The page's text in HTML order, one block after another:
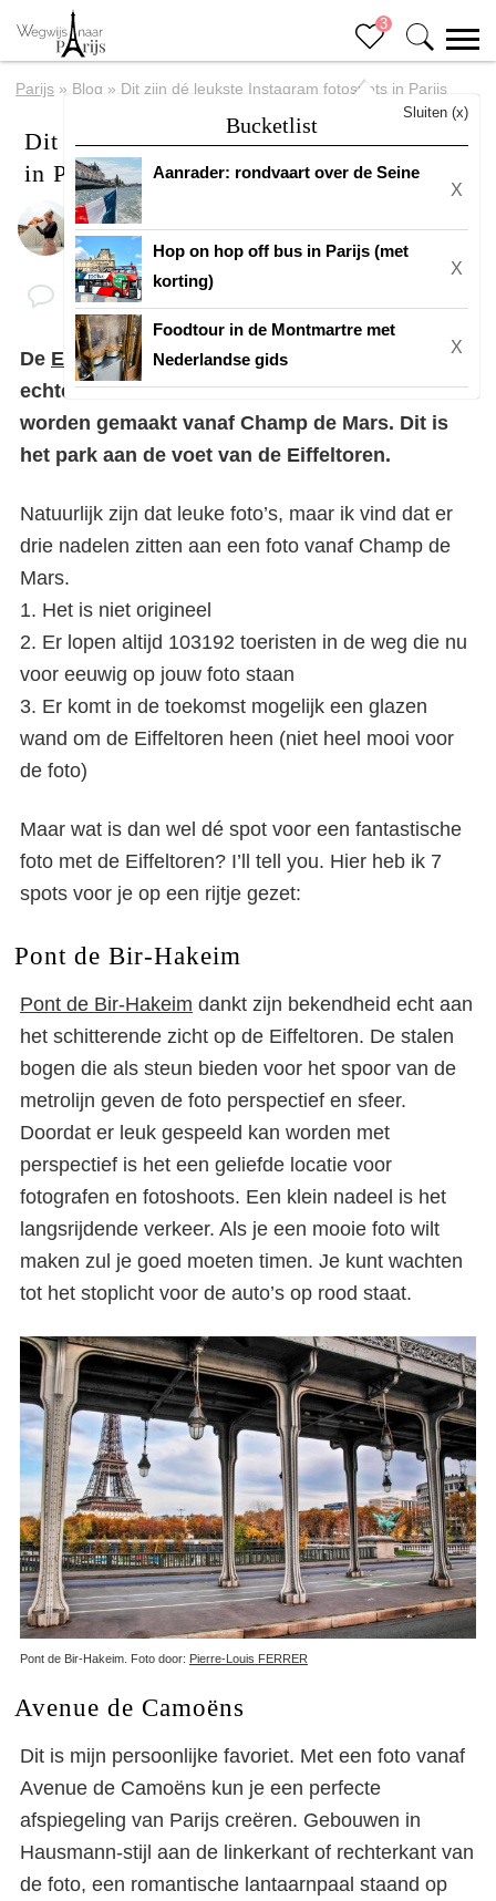
3
Bucketlist
Sluiten (x)
Aanrader: rondvaart over de Seine
X
Hop on hop off bus in Parijs (met
korting)
X
Foodtour in de Montmartre met
Nederlandse gids
X
Parijs » Blog » Dit zijn dé leukste Instagram fotospots in Parijs
Dit zijn dé leukste Instagram fotospots
in Parijs
DoorEline Laatste update: 15 mei 2025
De Eiffeltoren is bijna door de hele stad te zien,
echter de meeste foto’s met de Eiffeltoren
worden gemaakt vanaf Champ de Mars. Dit is
het park aan de voet van de Eiffeltoren.
Natuurlijk zijn dat leuke foto’s, maar ik vind dat er
drie nadelen zitten aan een foto vanaf Champ de
Mars.
1. Het is niet origineel
2. Er lopen altijd 103192 toeristen in de weg die nu
voor eeuwig op jouw foto staan
3. Er komt in de toekomst mogelijk een glazen
wand om de Eiffeltoren heen (niet heel mooi voor
de foto)
Maar wat is dan wel dé spot voor een fantastische
foto met de Eiffeltoren? I’ll tell you. Hier heb ik 7
spots voor je op een rijtje gezet:
Pont de Bir-Hakeim
Pont de Bir-Hakeim dankt zijn bekendheid echt aan
het schitterende zicht op de Eiffeltoren. De stalen
bogen die als steun bieden voor het spoor van de
metrolijn geven de foto perspectief en sfeer.
Doordat er leuk gespeeld kan worden met
perspectief is het een geliefde locatie voor
fotografen en fotoshoots. Een klein nadeel is het
langsrijdende verkeer. Als je een mooie foto wilt
maken zul je goed moeten timen. Je kunt wachten
tot het stoplicht voor de auto’s op rood staat.
Pont de Bir-Hakeim. Foto door: Pierre-Louis FERRER
Avenue de Camoëns
Dit is mijn persoonlijke favoriet. Met een foto vanaf
Avenue de Camoëns kun je een perfecte
afspiegeling van Parijs creëren. Gebouwen in
Hausmann-stijl aan de linkerkant of rechterkant van
de foto, een romantische lantaarnpaal staand op